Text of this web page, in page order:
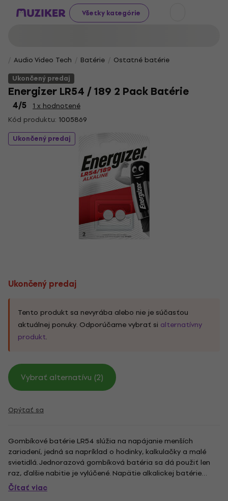
Všetky kategórie
Audio Video Tech Batérie
Ostatné batérie
Ukončený predaj
Energizer LR54 / 189 2 Pack Batérie
4/5
1 x hodnotené
Kód produktu: 1005869
Ukončený predaj
Ukončený predaj
Tento produkt sa nevyrába alebo nie je súčasťou
aktuálnej ponuky. Odporúčame vybrať si alternatívny
produkt.
Vybrať alternatívu (2)
Opýtať sa
Gombíkové batérie LR54 slúžia na napájanie menších
zariadení, jedná sa napríklad o hodinky, kalkulačky a malé
svietidlá. Jednorazová gombíková batéria sa dá použiť len
raz, ďalšie nabitie je vylúčené. Napätie alkalickej batérie
Energizer LR54/189 je 1,5V. V balení sa nachádzajú 2 ks
batérií.
Čítať viac